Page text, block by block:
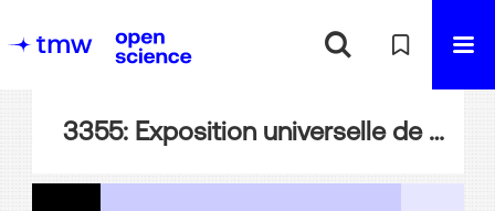
3355: Exposition universelle de Vienne en 1873, Ministere de l'agriculture et du commerce de France ; Notice sur les objets exposes par la direction de l'agriculture